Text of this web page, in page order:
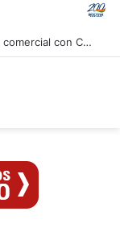
Venezuela ratifica disposición al diálogo comercial con Colombia bajo el principio de soberanía